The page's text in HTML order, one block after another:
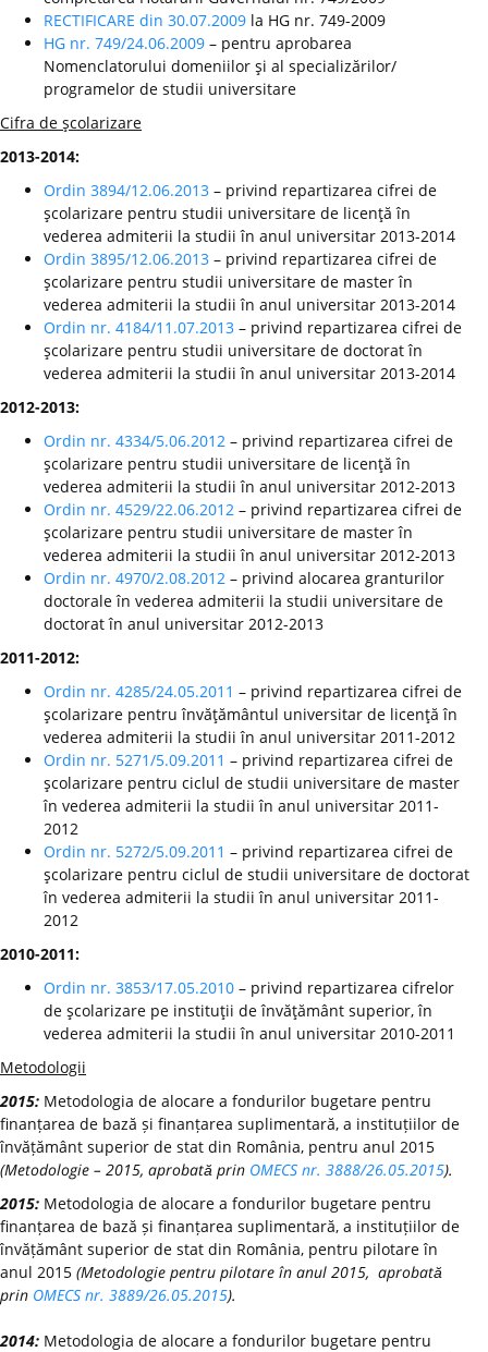
RECTIFICARE din 30.07.2009 la HG nr. 749-2009
HG nr. 749/24.06.2009 – pentru aprobarea
Nomenclatorului domeniilor şi al specializărilor/
programelor de studii universitare
Cifra de şcolarizare
2013-2014:
Ordin 3894/12.06.2013 – privind repartizarea cifrei de
şcolarizare pentru studii universitare de licenţă în
vederea admiterii la studii în anul universitar 2013-2014
Ordin 3895/12.06.2013 – privind repartizarea cifrei de
şcolarizare pentru studii universitare de master în
vederea admiterii la studii în anul universitar 2013-2014
Ordin nr. 4184/11.07.2013 – privind repartizarea cifrei de
şcolarizare pentru studii universitare de doctorat în
vederea admiterii la studii în anul universitar 2013-2014
2012-2013:
Ordin nr. 4334/5.06.2012 – privind repartizarea cifrei de
şcolarizare pentru studii universitare de licenţă în
vederea admiterii la studii în anul universitar 2012-2013
Ordin nr. 4529/22.06.2012 – privind repartizarea cifrei de
şcolarizare pentru studii universitare de master în
vederea admiterii la studii în anul universitar 2012-2013
Ordin nr. 4970/2.08.2012 – privind alocarea granturilor
doctorale în vederea admiterii la studii universitare de
doctorat în anul universitar 2012-2013
2011-2012:
Ordin nr. 4285/24.05.2011 – privind repartizarea cifrei de
şcolarizare pentru învăţământul universitar de licenţă în
vederea admiterii la studii în anul universitar 2011-2012
Ordin nr. 5271/5.09.2011 – privind repartizarea cifrei de
şcolarizare pentru ciclul de studii universitare de master
în vederea admiterii la studii în anul universitar 2011-
2012
Ordin nr. 5272/5.09.2011 – privind repartizarea cifrei de
şcolarizare pentru ciclul de studii universitare de doctorat
în vederea admiterii la studii în anul universitar 2011-
2012
2010-2011:
Ordin nr. 3853/17.05.2010 – privind repartizarea cifrelor
de şcolarizare pe instituţii de învăţământ superior, în
vederea admiterii la studii în anul universitar 2010-2011
Metodologii
2015: Metodologia de alocare a fondurilor bugetare pentru
finanțarea de bază și finanțarea suplimentară, a instituțiilor de
învățământ superior de stat din România, pentru anul 2015
(Metodologie – 2015, aprobată prin OMECS nr. 3888/26.05.2015).
2015: Metodologia de alocare a fondurilor bugetare pentru
finanțarea de bază și finanțarea suplimentară, a instituțiilor de
învățământ superior de stat din România, pentru pilotare în
anul 2015 (Metodologie pentru pilotare în anul 2015, aprobată
prin OMECS nr. 3889/26.05.2015).
2014: Metodologia de alocare a fondurilor bugetare pentru